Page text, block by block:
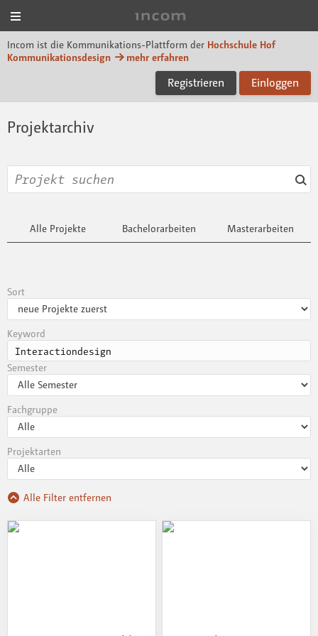
Incom ist die Kommunikations-Plattform der Hochschule Hof
Kommunikationsdesign
mehr erfahren
Registrieren Einloggen
Projektarchiv
Alle Projekte Bachelorarbeiten Masterarbeiten
Sort
Keyword
Semester
Fachgruppe
Projektarten
Alle Filter entfernen